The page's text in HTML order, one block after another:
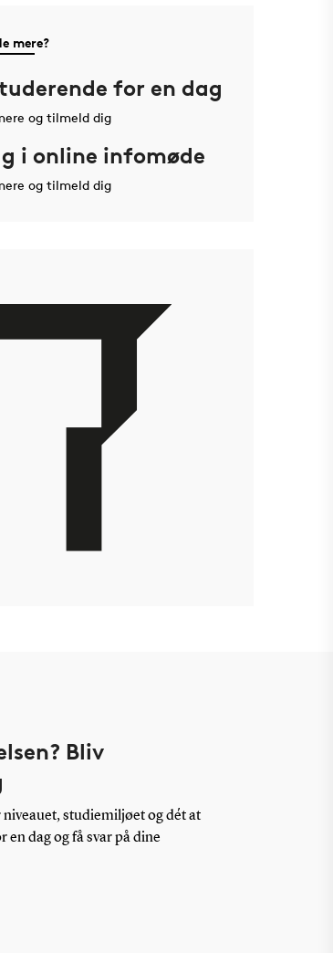
mere?
for en dag
og tilmeld dig
i online infomøde
og tilmeld dig
Bliv
studiemiljøet og dét at
en dag og få svar på dine